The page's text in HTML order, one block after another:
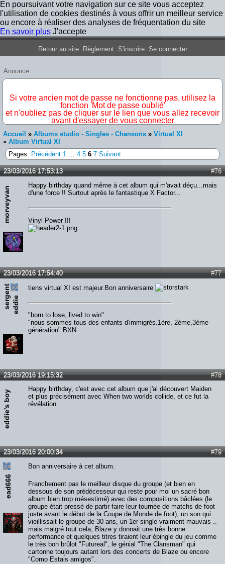
En poursuivant votre navigation sur ce site vous acceptez
l'utilisation de cookies destinés à vous offrir un meilleur service
ou encore à réaliser des analyses de fréquentation du site
En savoir plus J'accepte
Forum Iron Maiden France
Retour au site Règlement S'inscrire Se connecter
Annonce
Si votre ancien mot de passe ne fonctionne pas, utilisez la
fonction 'Mot de passe oublié'
et n'oubliez pas de cliquer sur le lien que vous allez recevoir
avant d'essayer de vous connecter
Accueil » Albums studio - Singles - Chansons » Virtual XI
» Album Virtual XI
Pages: Précédent 1 … 4 5 6 7 Suivant
#76
23/03/2016 17:53:13
morveyvan
Happy birthday quand même à cet album qui m'avait déçu...mais
d'une force !! Surtout après le fantastique X Factor...
Vinyl Power !!!
#77
23/03/2016 17:54:40
s
e
rg
e
n
t
e
d
d
ie
tiens virtual XI est majeur.Bon anniversaire
"born to lose, lived to win"
"nous sommes tous des enfants d'immigrés.1ère, 2ème,3ème
génération" BXN
#78
23/03/2016 19:15:32
eddie's boy
Happy birthday, c'est avec cet album que j'ai découvert Maiden
et plus précisément avec When two worlds collide, et ce fut la
révélation
#79
23/03/2016 20:00:34
ead666
Bon anniversaire à cet album.
Franchement pas le meilleur disque du groupe (et bien en
dessous de son prédécesseur qui reste pour moi un sacré bon
album bien trop mésestimé) avec des compositions bâclées (le
groupe était pressé de partir faire leur tournée de matchs de foot
juste avant le début de la Coupe de Monde de foot), un son qui
vieillissait le groupe de 30 ans, un 1er single vraiment mauvais ..
mais malgré tout cela, Blaze y donnait une très bonne
performance et quelques titres tiraient leur épingle du jeu comme
le très bon brûlot "Futureal", le génial "The Clansman" qui
cartonne toujours autant lors des concerts de Blaze ou encore
"Como Estais amigos".